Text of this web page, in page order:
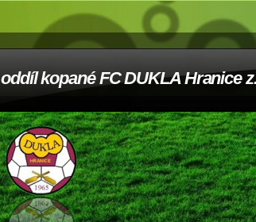
oddíl kopané FC DUKLA Hranice